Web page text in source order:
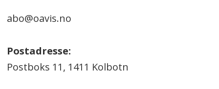
abo@oavis.no
Postadresse:
Postboks 11, 1411 Kolbotn